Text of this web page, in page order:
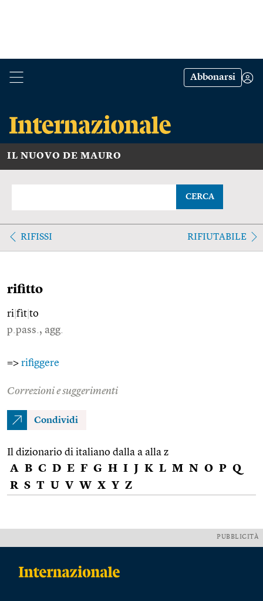
Abbonarsi
IL NUOVO DE MAURO
CERCA
RIFISSI RIFIUTABILE
rifitto
ri fìt to
p.pass., agg.
=> rifiggere
Correzioni e suggerimenti
Condividi
Il dizionario di italiano dalla a alla z
A B C D E F G H I J K L M N O P Q
R S T U V W X Y Z
PUBBLICITÀ